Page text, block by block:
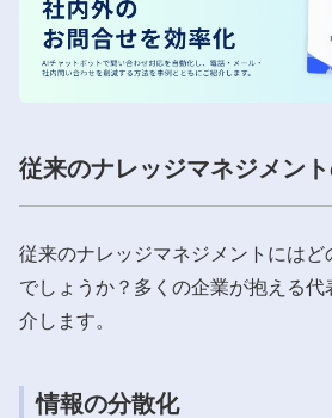
従来のナレッジマネジメン
従来のナレッジマネジメントには
でしょうか？多くの企業が抱える
介します。
情報の分散化